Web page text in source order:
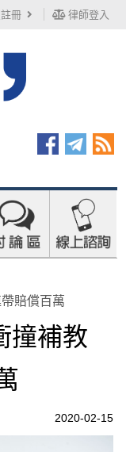
冊 律師登入
賠償百萬
撞補教
2020-02-15